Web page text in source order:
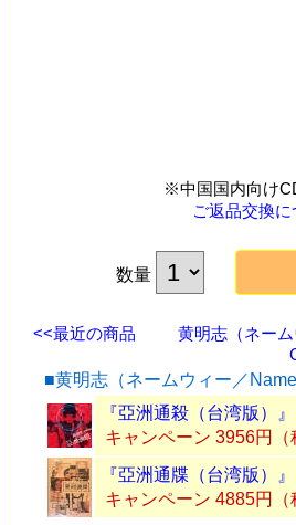
※中国国内向け
ご返品交換
数量
<<最近の商品
黄明志（ネー
■黄明志（ネームウィー／
『亞洲通殺（台湾版）
キャンペーン 3956円（
『亞洲通牒（台湾版）
キャンペーン 4885円（